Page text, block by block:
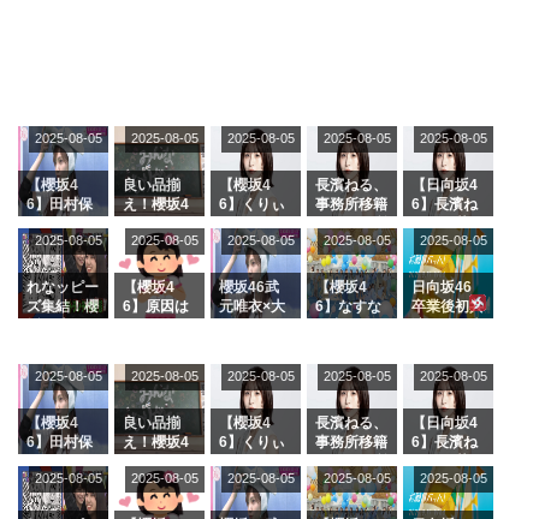
【櫻坂4
6】田村保
ージを脱い
でいた理由
2025-08-05
良い品揃
え！櫻坂4
グル『Mak
e or Brea
k』オフィ
シャルグッ
ズ絶賛販売
2025-08-05
【櫻坂4
6】くりぃ
の2人を手
玉に取る大
沼晶保【く
りぃむナン
タラ】
2025-08-05
長濱ねる、
事務所移籍
属を発表
2025-08-05
【日向坂4
6】長濱ね
ら移籍しフ
ラーム所属
に。これで
事務所に所
属している
がこちら
2025-08-05
れなッピー
ズ集結！櫻
理子、8/6
「ラヴィッ
ト！」水曜
スタジオ出
演決定
2025-08-05
【櫻坂4
6】原因は
uddiesを
ざわつかせ
る...
2025-08-05
櫻坂46武
元唯衣×大
カップお姉
さんに恐怖
【くりぃむ
ナンタラ】
2025-08-05
【櫻坂4
6】なすな
2曲目っ
て...【ラヴ
ィット 東
京ドーム公
演】
2025-08-05
日向坂46
卒業後初共
師匠オード
リー若林さ
んと再会し
た結果･･･
【激レアさ
きた。】
2025-08-05
【櫻坂4
6】田村保
ージを脱い
でいた理由
2025-08-05
良い品揃
え！櫻坂4
グル『Mak
e or Brea
2025-08-05
【櫻坂4
6】くりぃ
の2人を手
玉に取る大
2025-08-05
長濱ねる、
事務所移籍
属を発表
2025-08-05
【日向坂4
6】長濱ね
ら移籍しフ
ラーム所属
2025-08-05
2025-08-05 2025-08-05 2025-08-05 2025-08-05 2025-08-05